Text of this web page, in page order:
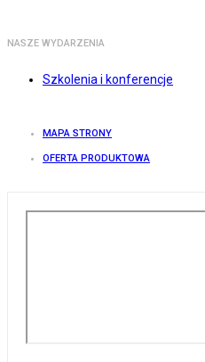
NASZE WYDARZENIA
Szkolenia i konferencje
MAPA STRONY
OFERTA PRODUKTOWA